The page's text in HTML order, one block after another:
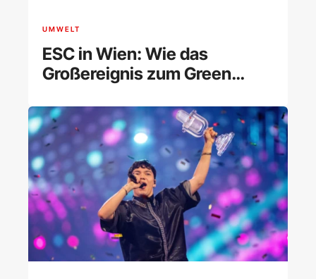
UMWELT
ESC in Wien: Wie das
Großereignis zum Green